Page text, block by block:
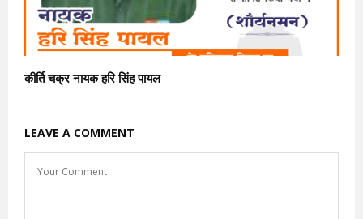
कीर्ति चक्र नायक हरि सिंह पायल
LEAVE A COMMENT